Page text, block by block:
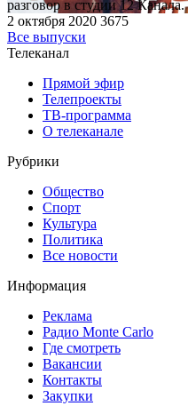
разговор в студии 12 Канала.
2 октября 2020 3675
Все выпуски
Телеканал
Прямой эфир
Телепроекты
ТВ-программа
О телеканале
Рубрики
Общество
Спорт
Культура
Политика
Все новости
Информация
Реклама
Радио Monte Carlo
Где смотреть
Вакансии
Контакты
Закупки